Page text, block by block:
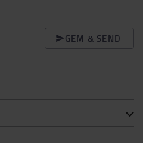
GEM & SEND